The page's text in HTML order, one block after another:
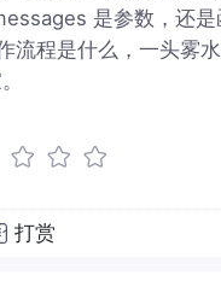
是参数，还是
流程是什么，一头雾
打赏